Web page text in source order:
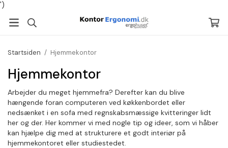
')
Startsiden / Hjemmekontor
Hjemmekontor
Arbejder du meget hjemmefra? Derefter kan du blive
hængende foran computeren ved køkkenbordet eller
nedsænket i en sofa med regnskabsmæssige kvitteringer lidt
her og der. Her kommer vi med nogle tip og ideer, som vi håber
kan hjælpe dig med at strukturere et godt interiør på
hjemmekontoret eller studiestedet.